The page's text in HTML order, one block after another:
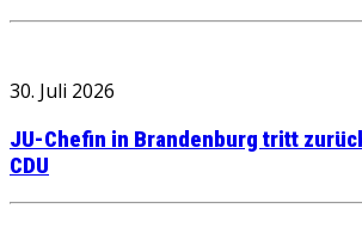
30. Juli 2026
JU-Chefin in Brandenburg tritt
CDU